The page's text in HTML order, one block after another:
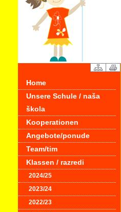
Home
Unsere Schule / naša
škola
Kooperationen
Angebote/ponude
Team/tim
Klassen / razredi
2024/25
2023/24
2022/23